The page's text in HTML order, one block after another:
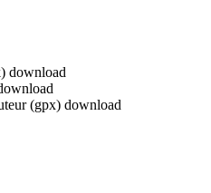
download
(gpx) download